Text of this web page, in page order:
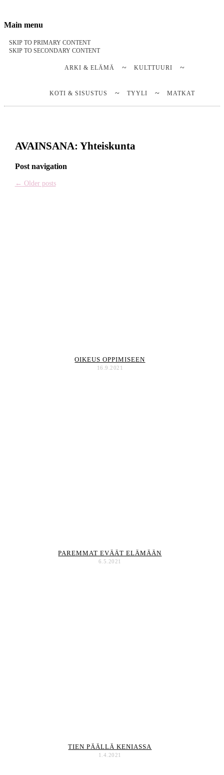
Notes on a life
Stella Harasek & Jarno Jussila
Main menu
SKIP TO PRIMARY CONTENT
SKIP TO SECONDARY CONTENT
ARKI & ELÄMÄ KULTTUURI
KOTI & SISUSTUS TYYLI MATKAT
AVAINSANA: Yhteiskunta
Post navigation
← Older posts
OIKEUS OPPIMISEEN
16.9.2021
PAREMMAT EVÄÄT ELÄMÄÄN
6.5.2021
TIEN PÄÄLLÄ KENIASSA
1.4.2021